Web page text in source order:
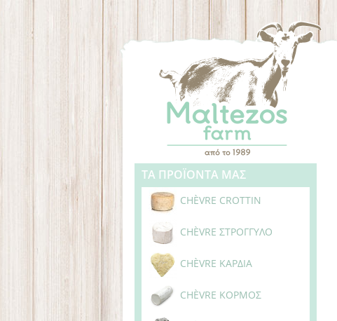
ΤΑ ΠΡΟΪΟΝΤΑ ΜΑΣ
CHÈVRE CROTTIN
CHÈVRE ΣΤΡΟΓΓΥΛΟ
CHÈVRE ΚΑΡΔΙΑ
CHÈVRE ΚΟΡΜΟΣ